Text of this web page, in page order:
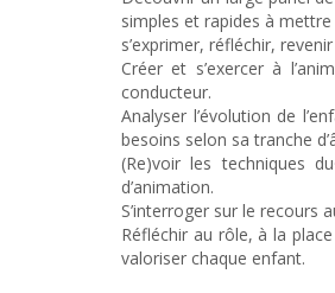
simples et rapides à mettre
s’exprimer, réfléchir,
Créer et s’exercer à
conducteur.
Analyser l’évolution de
besoins selon sa tranche
(Re)voir les techniques
d’animation.
S’interroger sur le recours
Réfléchir au rôle, à la
valoriser chaque enfant.